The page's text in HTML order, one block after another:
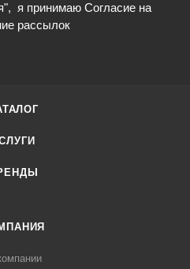
я принимаю Согласие на
рассылок